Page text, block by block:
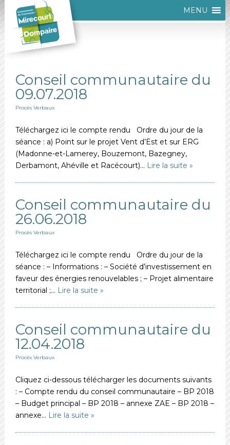
MENU
Conseil communautaire du
09.07.2018
Procès Verbaux
Téléchargez ici le compte rendu Ordre du jour de la
séance : a) Point sur le projet Vent d’Est et sur ERG
(Madonne-et-Lamerey, Bouzemont, Bazegney,
Derbamont, Ahéville et Racécourt)… Lire la suite »
Conseil communautaire du
26.06.2018
Procès Verbaux
Téléchargez ici le compte rendu Ordre du jour de la
séance : – Informations : – Société d’investissement en
faveur des énergies renouvelables ; – Projet alimentaire
territorial ;… Lire la suite »
Conseil communautaire du
12.04.2018
Procès Verbaux
Cliquez ci-dessous télécharger les documents suivants
: – Compte rendu du conseil communautaire – BP 2018
– Budget principal – BP 2018 – annexe ZAE – BP 2018 –
annexe… Lire la suite »